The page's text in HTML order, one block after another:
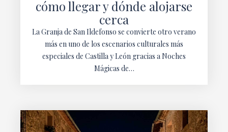
cómo llegar y dónde alojarse
cerca
La Granja de San Ildefonso se convierte otro verano
más en uno de los escenarios culturales más
especiales de Castilla y León gracias a Noches
Mágicas de…